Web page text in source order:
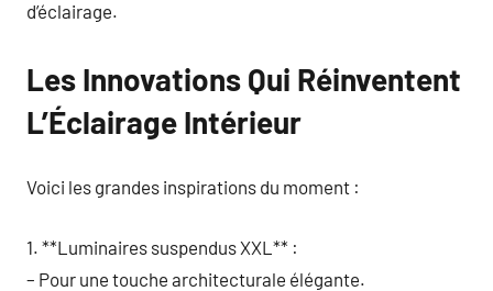
d’éclairage.
Les Innovations Qui Réinventent
L’Éclairage Intérieur
Voici les grandes inspirations du moment :
1. **Luminaires suspendus XXL** :
– Pour une touche architecturale élégante.